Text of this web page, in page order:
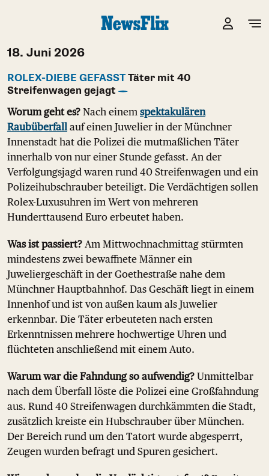
18. Juni 2026
ROLEX-DIEBE GEFASSTTäter mit 40
Streifenwagen gejagt
Worum geht es? Nach einem spektakulären
Raubüberfallauf einen Juwelier in der Münchner
Innenstadt hat die Polizei die mutmaßlichen Täter
innerhalb von nur einer Stunde gefasst. An der
Verfolgungsjagd waren rund 40 Streifenwagen und ein
Polizeihubschrauber beteiligt. Die Verdächtigen sollen
Rolex-Luxusuhren im Wert von mehreren
Hunderttausend Euro erbeutet haben.
Was ist passiert? Am Mittwochnachmittag stürmten
mindestens zwei bewaffnete Männer ein
Juweliergeschäft in der Goethestraße nahe dem
Münchner Hauptbahnhof. Das Geschäft liegt in einem
Innenhof und ist von außen kaum als Juwelier
erkennbar. Die Täter erbeuteten nach ersten
Erkenntnissen mehrere hochwertige Uhren und
flüchteten anschließend mit einem Auto.
Warum war die Fahndung so aufwendig? Unmittelbar
nach dem Überfall löste die Polizei eine Großfahndung
aus. Rund 40 Streifenwagen durchkämmten die Stadt,
zusätzlich kreiste ein Hubschrauber über München.
Der Bereich rund um den Tatort wurde abgesperrt,
Zeugen wurden befragt und Spuren gesichert.